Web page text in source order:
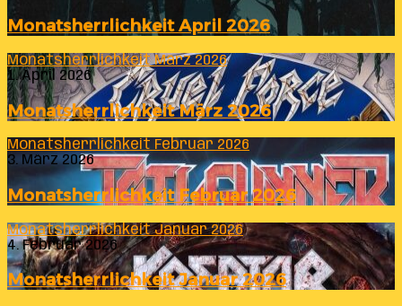
Monatsherrlichkeit April 2026
Monatsherrlichkeit März 2026
1. April 2026
Monatsherrlichkeit März 2026
Monatsherrlichkeit Februar 2026
3. März 2026
Monatsherrlichkeit Februar 2026
Monatsherrlichkeit Januar 2026
4. Februar 2026
Monatsherrlichkeit Januar 2026